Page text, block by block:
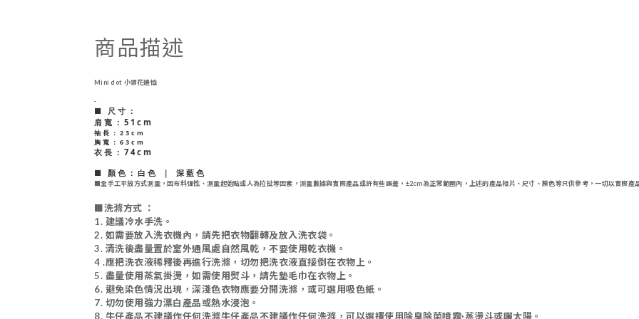
商品描述
Mini dot 小領花邊恤
-
■ 尺寸：
肩寬：51cm
袖長：23cm
胸寬：63cm
衣長：74cm
■ 顏色：白色 ｜ 深藍色
■全手工平放方式測量，因布料彈性、測量起始點或人為拉扯等因素，測量數據與實際產品或許有些誤差， ±2cm為正常範圍內， 上述的產品相片、尺寸、顏色等只供參考，一切以實際產
■洗滌方式 ：
1. 建議冷水手洗。
2. 如需要放入洗衣機內，請先把衣物翻轉及放入洗衣袋。
3. 清洗後盡量置於室外通風處自然風乾，不要使用乾衣機。
4 .應把洗衣液稀釋後再進行洗滌，切勿把洗衣液直接倒在衣物上。
5. 盡量使用蒸氣掛燙，如需使用熨斗，請先墊毛巾在衣物上。
6. 避免染色情況出現，深淺色衣物應要分開洗滌，或可選用吸色紙。
7. 切勿使用強力漂白產品或熱水浸泡。
8. 牛仔產品不建議作任何洗滌牛仔產品不建議作任何洗滌，可以選擇使用除臭除菌噴霧·蒸燙斗或曬太陽。